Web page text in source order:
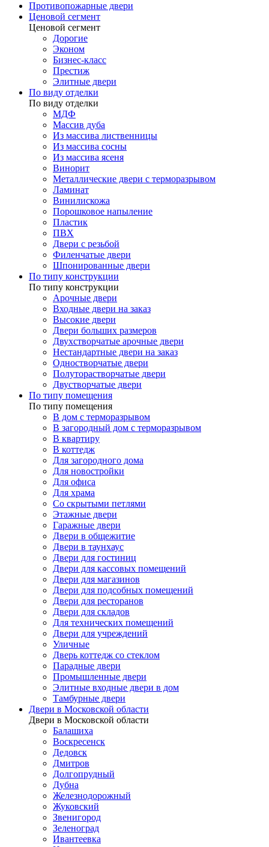
Противопожарные двери
Ценовой сегмент
Ценовой сегмент
Дорогие
Эконом
Бизнес-класс
Престиж
Элитные двери
По виду отделки
По виду отделки
МДФ
Массив дуба
Из массива лиственницы
Из массива сосны
Из массива ясеня
Винорит
Металлические двери с терморазрывом
Ламинат
Винилискожа
Порошковое напыление
Пластик
ПВХ
Двери с резьбой
Филенчатые двери
Шпонированные двери
По типу конструкции
По типу конструкции
Арочные двери
Входные двери на заказ
Высокие двери
Двери больших размеров
Двухстворчатые арочные двери
Нестандартные двери на заказ
Одностворчатые двери
Полуторастворчатые двери
Двустворчатые двери
По типу помещения
По типу помещения
В дом с терморазрывом
В загородный дом с терморазрывом
В квартиру
В коттедж
Для загородного дома
Для новостройки
Для офиса
Для храма
Со скрытыми петлями
Этажные двери
Гаражные двери
Двери в общежитие
Двери в таунхаус
Двери для гостиниц
Двери для кассовых помещений
Двери для магазинов
Двери для подсобных помещений
Двери для ресторанов
Двери для складов
Для технических помещений
Двери для учреждений
Уличные
Дверь коттедж со стеклом
Парадные двери
Промышленные двери
Элитные входные двери в дом
Тамбурные двери
Двери в Московской области
Двери в Московской области
Балашиха
Воскресенск
Дедовск
Дмитров
Долгопрудный
Дубна
Железнодорожный
Жуковский
Звенигород
Зеленоград
Ивантеевка